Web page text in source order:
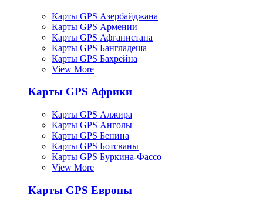
Карты GPS Азербайджана
Карты GPS Армении
Карты GPS Афганистана
Карты GPS Бангладеша
Карты GPS Бахрейна
View More
Карты GPS Африки
Карты GPS Алжира
Карты GPS Анголы
Карты GPS Бенина
Карты GPS Ботсваны
Карты GPS Буркина-Фассо
View More
Карты GPS Европы